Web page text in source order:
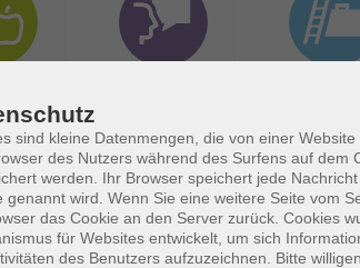
sind kleine Datenmengen, die von einer
des Nutzers während des Surfens auf dem
werden. Ihr Browser speichert jede
genannt wird. Wenn Sie eine weitere Seite vom
das Cookie an den Server zurück. Cookies
für Websites entwickelt, um sich
des Benutzers aufzuzeichnen. Bitte